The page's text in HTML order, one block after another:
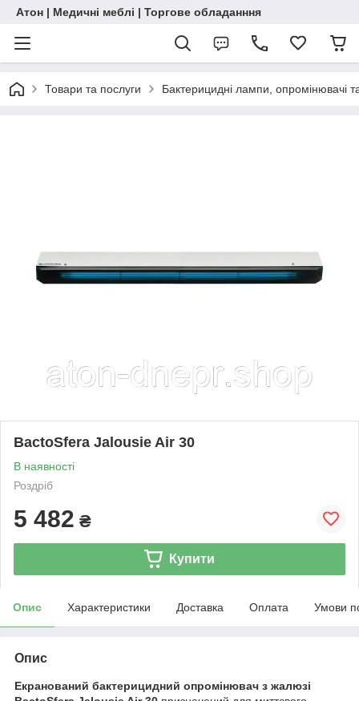
Атон | Медичні меблі | Торгове обладанння
Товари та послуги Бактерицидні лампи, опромінювачі
BactoSfera Jalousie Air 30
В наявності
Роздріб
5 482 ₴
Купити
Опис Характеристики Доставка Оплата Умови
Опис
Екранований бактерицидний опромінювач з жалюзі